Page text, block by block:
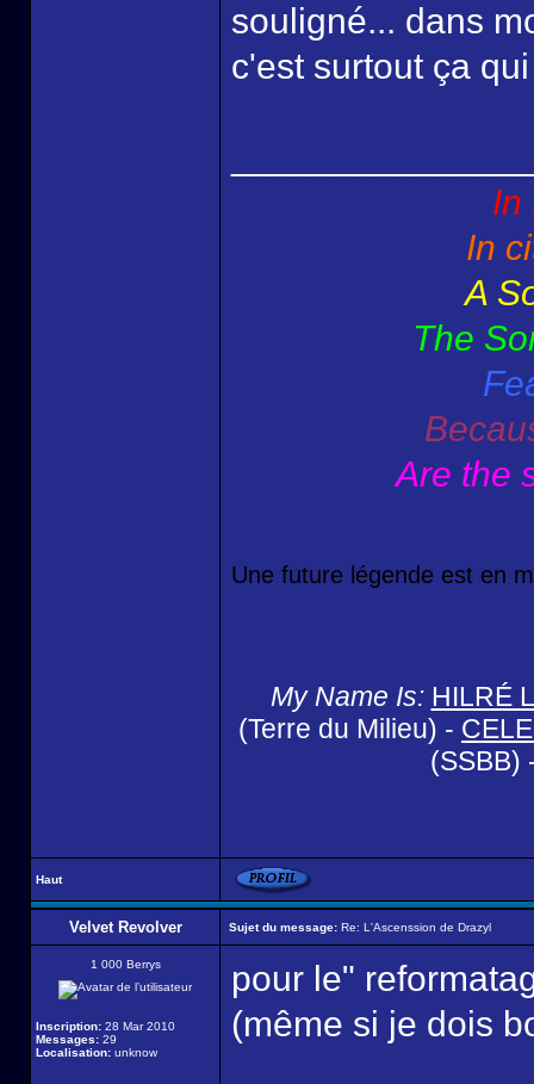
souligné... dans
c'est surtout ça
In
In
A
The
Are the
Une future légende est en
My Name Is: HILRÉ
(Terre du Milieu) -
(SSBB)
Haut
Velvet Revolver Sujet du message: Re: L'Ascenssion de Drazyl
1 000 Berrys
Inscription: 28 Mar 2010
Messages: 29
Localisation: unknow
pour le"
(même si je dois